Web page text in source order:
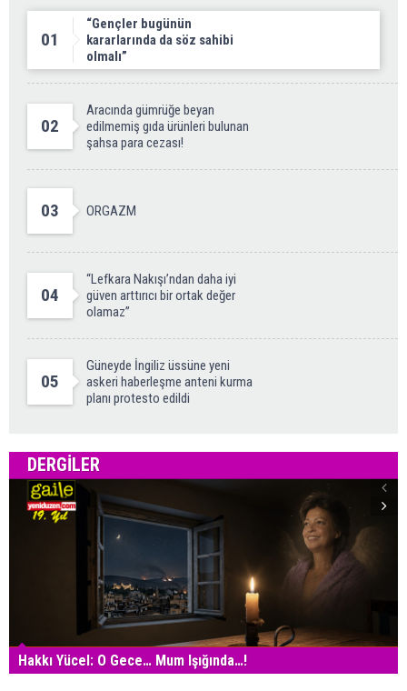
01
“Gençler bugünün
kararlarında da söz sahibi
olmalı”
02
Aracında gümrüğe beyan
edilmemiş gıda ürünleri bulunan
şahsa para cezası!
03 ORGAZM
04
“Lefkara Nakışı’ndan daha iyi
güven arttırıcı bir ortak değer
olamaz”
05
Güneyde İngiliz üssüne yeni
askeri haberleşme anteni kurma
planı protesto edildi
DERGILER
Hakkı Yücel: O Gece… Mum Işığında…!